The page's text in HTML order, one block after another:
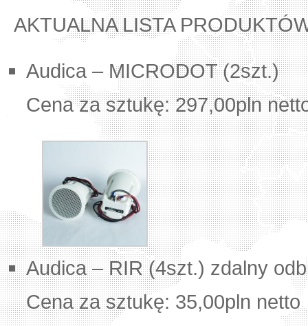
AKTUALNA LISTA
Audica – MICRODOT (2szt.)
Cena za sztukę: 297,00pln
Audica – RIR (4szt.) zdalny
Cena za sztukę: 35,00pln netto